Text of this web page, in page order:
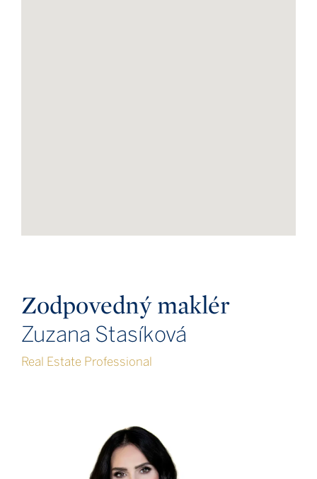
Zodpovedný maklér
Zuzana Stasíková
Real Estate Professional